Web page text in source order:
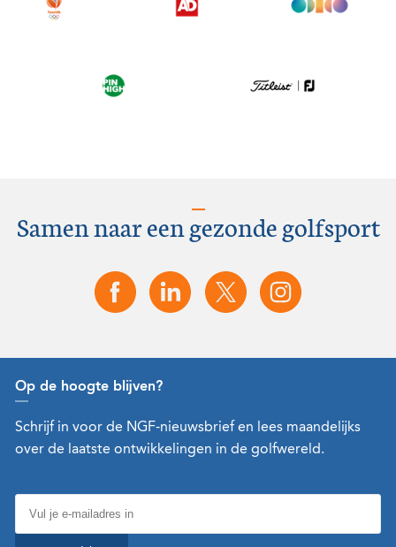
Samen naar een gezonde golfsport
Op de hoogte blijven?
Schrijf in voor de NGF-nieuwsbrief en lees maandelijks
over de laatste ontwikkelingen in de golfwereld.